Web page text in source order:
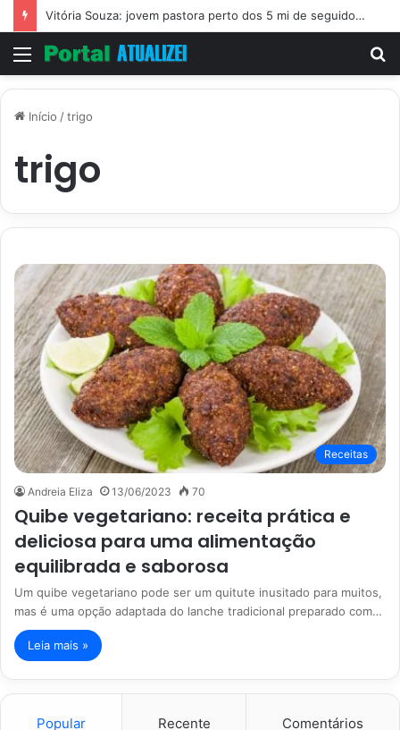
Vitória Souza: jovem pastora perto dos 5 mi de seguidores na web
Menu
Início /trigo
trigo
Receitas
Andreia Eliza 13/06/2023 70
Quibe vegetariano: receita prática e
deliciosa para uma alimentação
equilibrada e saborosa
Um quibe vegetariano pode ser um quitute inusitado para muitos,
mas é uma opção adaptada do lanche tradicional preparado com…
Leia mais »
Popular Recente Comentários